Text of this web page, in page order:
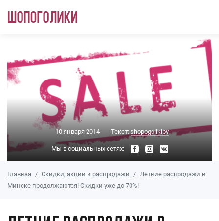
10 января 2014 Текст: shopogolikiby
Мы в социальных сетях:
Главная Скидки, акции и распродажи
Летние распродажи в
Минске продолжаются! Скидки уже до 70%!